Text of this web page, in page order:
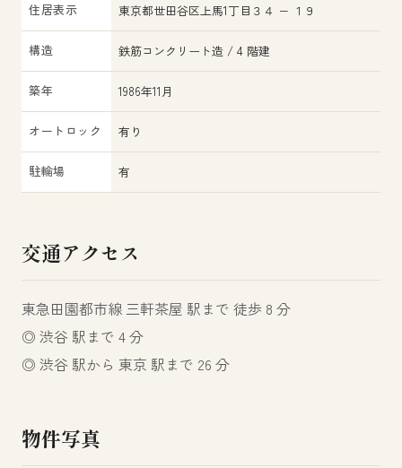
住居表示 東京都世田谷区上馬1丁目３４ − １９
構造 鉄筋コンクリート造 / 4 階建
築年 1986年11月
オートロック 有り
駐輪場 有
交通アクセス
東急田園都市線 三軒茶屋 駅まで 徒歩 8 分
◎ 渋谷 駅まで 4 分
◎ 渋谷 駅から 東京 駅まで 26 分
物件写真